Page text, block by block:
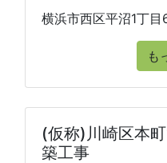
横浜市西区平沼1丁目
も
(仮称)川崎区本
築工事